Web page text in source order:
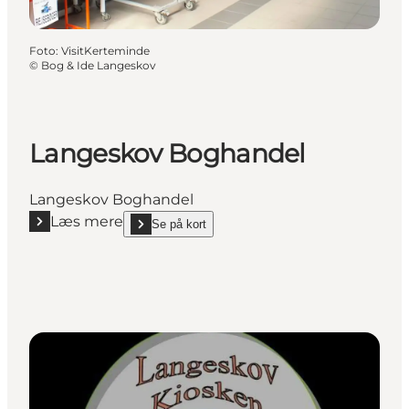
Foto: VisitKerteminde
© Bog & Ide Langeskov
Langeskov Boghandel
Langeskov Boghandel
Læs mere
Læs mere "Langeskov Boghandel"
Se på kort
show Langeskov Boghandel on_map